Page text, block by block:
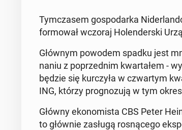
Tym­cza­sem go­spo­dar­ka
for­mo­wał wczoraj Ho­len­der­ski
Głównym powodem spadku jest
na­niu z po­przed­nim kwar­ta­łem -
będzie się kur­czy­ła w czwar­tym
ING, którzy pro­gno­zu­ją w tym
Główny eko­no­mi­sta CBS Peter
to głównie zasługą ro­sną­ce­go